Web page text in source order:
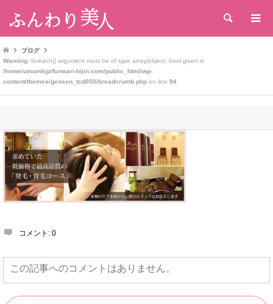
検索
ブログ
Warning: foreach() argument must be of type array|object, bool given in
/home/umumkjp/funwari-bijin.com/public_html/wp-
content/themes/gensen_tcd050/breadcrumb.php on line 94
コメント: 0
この記事へのコメントはありません。